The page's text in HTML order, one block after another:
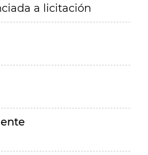
a licitación